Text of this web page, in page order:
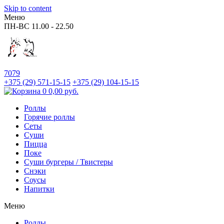
Skip to content
Меню
ПН-ВС 11.00 - 22.50
7079
+375 (29) 571-15-15 +375 (29) 104-15-15
0 0,00 руб.
Роллы
Горячие роллы
Сеты
Суши
Пицца
Поке
Суши бургеры / Твистеры
Снэки
Соусы
Напитки
Меню